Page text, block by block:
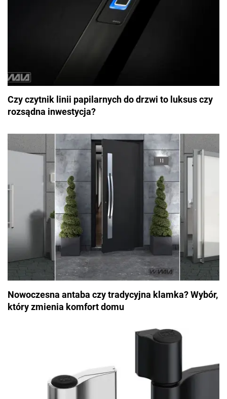
Czy czytnik linii papilarnych do drzwi to luksus czy
rozsądna inwestycja?
Nowoczesna antaba czy tradycyjna klamka? Wybór,
który zmienia komfort domu